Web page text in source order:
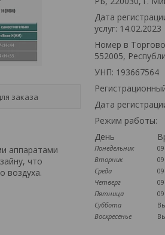
заказа
аппаратами
что
воздуха.
Дата
услуг: 14.02.2023
Номер в
552005,
УНП: 193667564
Дата
Режим работы:
День
Понедельник
Вторник
Среда
Четверг
Пятница
Суббота
Воскресенье